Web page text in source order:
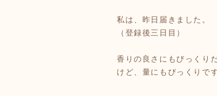
私は、昨日届きました。
（登録後三日目）
香りの良さにもびっくり
けど、量にもびっくりで